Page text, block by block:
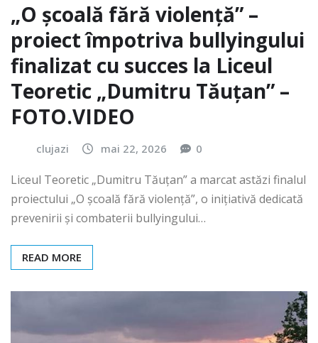
„O școală fără violență” –
proiect împotriva bullyingului
finalizat cu succes la Liceul
Teoretic „Dumitru Tăuțan” –
FOTO.VIDEO
clujazi mai 22, 2026 0
Liceul Teoretic „Dumitru Tăuțan” a marcat astăzi finalul
proiectului „O școală fără violență”, o inițiativă dedicată
prevenirii și combaterii bullyingului…
READ MORE